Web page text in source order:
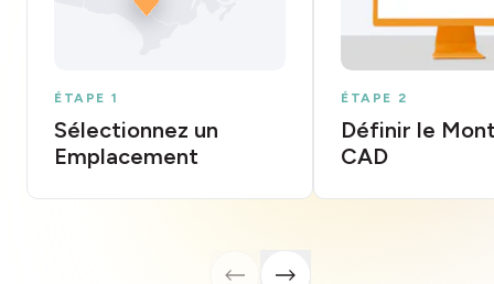
ÉTAPE 1
Sélectionnez un
Emplacement
ÉTAPE 2
Définir le
CAD